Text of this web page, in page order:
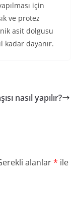
için
ve protez
asit dolgusu
kadar dayanır.
nasıl yapılır?
alanlar* ile